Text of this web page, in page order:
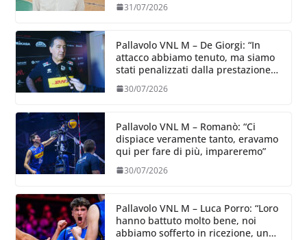
31/07/2026
Pallavolo VNL M – De Giorgi: “In
attacco abbiamo tenuto, ma siamo
stati penalizzati dalla prestazione
30/07/2026
Pallavolo VNL M – Romanò: “Ci
dispiace veramente tanto, eravamo
qui per fare di più, impareremo”
30/07/2026
Pallavolo VNL M – Luca Porro: “Loro
hanno battuto molto bene, noi
abbiamo sofferto in ricezione, uno